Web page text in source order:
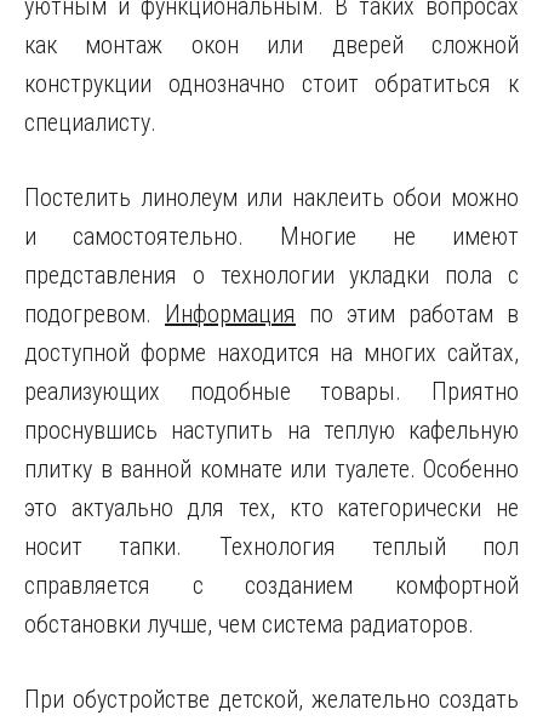
как монтаж окон или дверей сложной
конструкции однозначно стоит обратиться к
специалисту.
Постелить линолеум или наклеить обои можно
и самостоятельно. Многие не имеют
представления о технологии укладки пола с
подогревом. Информация по этим работам в
доступной форме находится на многих сайтах,
реализующих подобные товары. Приятно
проснувшись наступить на теплую кафельную
плитку в ванной комнате или туалете. Особенно
это актуально для тех, кто категорически не
носит тапки. Технология теплый пол
справляется с созданием комфортной
обстановки лучше, чем система радиаторов.
При обустройстве детской, желательно создать